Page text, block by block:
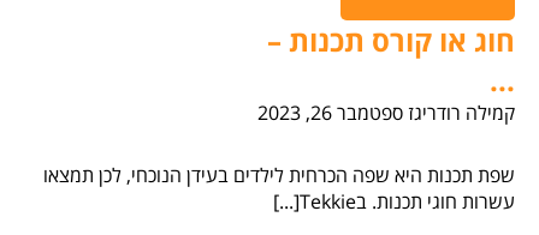
חוג או קורס תכנות –
...
קמילה רודריגזספטמבר 26, 2023
שפת תכנות היא שפה הכרחית לילדים בעידן הנוכחי, לכן תמצאו
עשרות חוגי תכנות. בTekkie[...]